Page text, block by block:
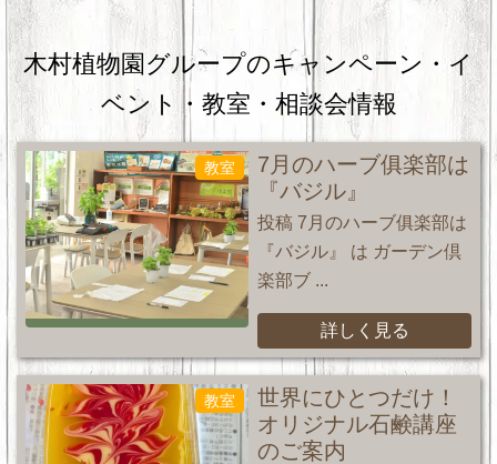
木村植物園グループのキャンペーン・ イ
ベント・教室・相談会情報
教室
7月のハーブ俱楽部は
『バジル』
投稿 7月のハーブ俱楽部は
『バジル』 は ガーデン倶
楽部ブ ...
詳しく見る
教室
世界にひとつだけ！
オリジナル石鹸講座
のご案内